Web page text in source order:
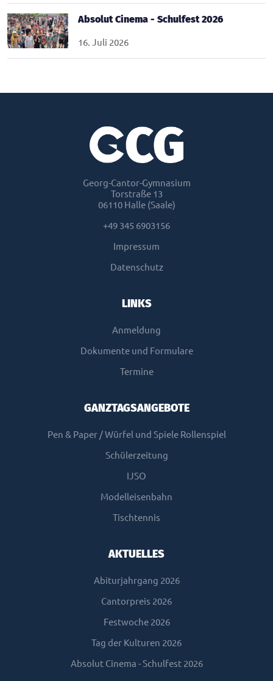
Absolut Cinema - Schulfest 2026
16. Juli 2026
Georg-Cantor-Gymnasium
Torstraße 13
06110 Halle (Saale)
+49 345 6903156
Impressum
Datenschutz
LINKS
Anmeldung
Dokumente und Formulare
Termine
GANZTAGSANGEBOTE
Pen & Paper / Würfel und Spiele Rollenspiel
Schülerzeitung
IJSO
Modelleisenbahn
Tischtennis
AKTUELLES
Abiturjahrgang 2026
Cantorpreis 2026
Festwoche 2026
Tag der Kulturen 2026
Absolut Cinema - Schulfest 2026